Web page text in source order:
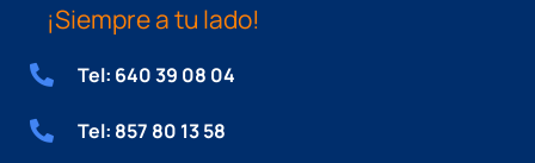
¡Siempre a tu lado!
Tel: 640 39 08 04
Tel: 857 80 13 58